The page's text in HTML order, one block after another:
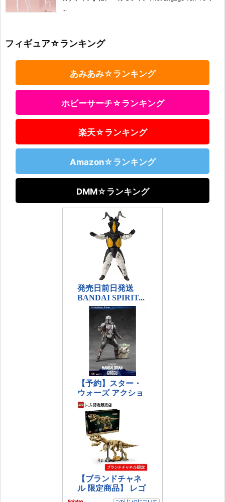
...
フィギュア☆ランキング
あみあみ☆ランキング
ホビーサーチ☆ランキング
楽天☆ランキング
Amazon☆ランキング
DMM☆ランキング